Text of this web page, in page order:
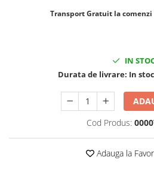
​​​​​​Transport Gratuit la comenzi
IN
Durata de livrare: In
Cod Produs:
Adauga la